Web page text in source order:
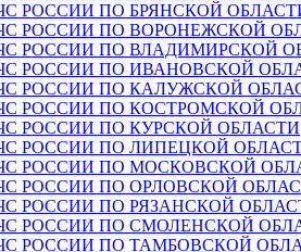
РОССИИ ПО БРЯНСКОЙ
РОССИИ ПО ВОРОНЕЖСКОЙ
РОССИИ ПО ВЛАДИМИРСКОЙ
РОССИИ ПО ИВАНОВСКОЙ
РОССИИ ПО КАЛУЖСКОЙ
РОССИИ ПО КОСТРОМСКОЙ
РОССИИ ПО КУРСКОЙ ОБЛАСТИ
РОССИИ ПО ЛИПЕЦКОЙ
РОССИИ ПО МОСКОВСКОЙ
РОССИИ ПО ОРЛОВСКОЙ
РОССИИ ПО РЯЗАНСКОЙ
РОССИИ ПО СМОЛЕНСКОЙ
РОССИИ ПО ТАМБОВСКОЙ